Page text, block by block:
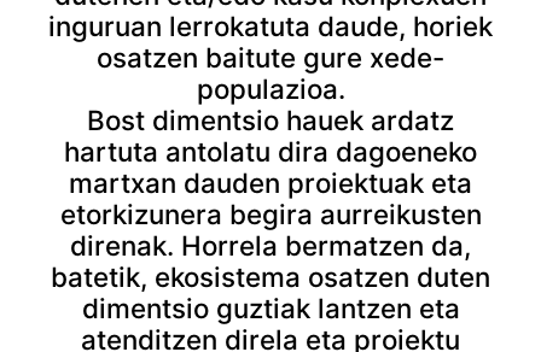
inguruan lerrokatuta daude, horiek
osatzen baitute gure xede-
populazioa.
Bost dimentsio hauek ardatz
hartuta antolatu dira dagoeneko
martxan dauden proiektuak eta
etorkizunera begira aurreikusten
direnak. Horrela bermatzen da,
batetik, ekosistema osatzen duten
dimentsio guztiak lantzen eta
atenditzen direla eta proiektu